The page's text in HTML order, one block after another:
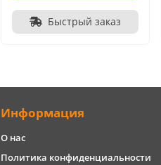
Быстрый заказ
Информация
О нас
Политика конфиденциальности